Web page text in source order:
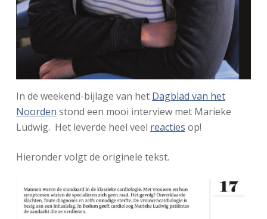
In de weekend-bijlage van het Dagblad van het
Noorden stond een mooi interview met Marieke
Ludwig. Het leverde heel veel reacties op!
Hieronder volgt de originele tekst.